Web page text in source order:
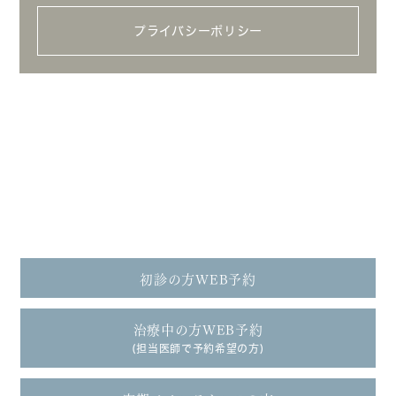
プライバシーポリシー
初診の方WEB予約
治療中の方WEB予約
(担当医師で予約希望の方)